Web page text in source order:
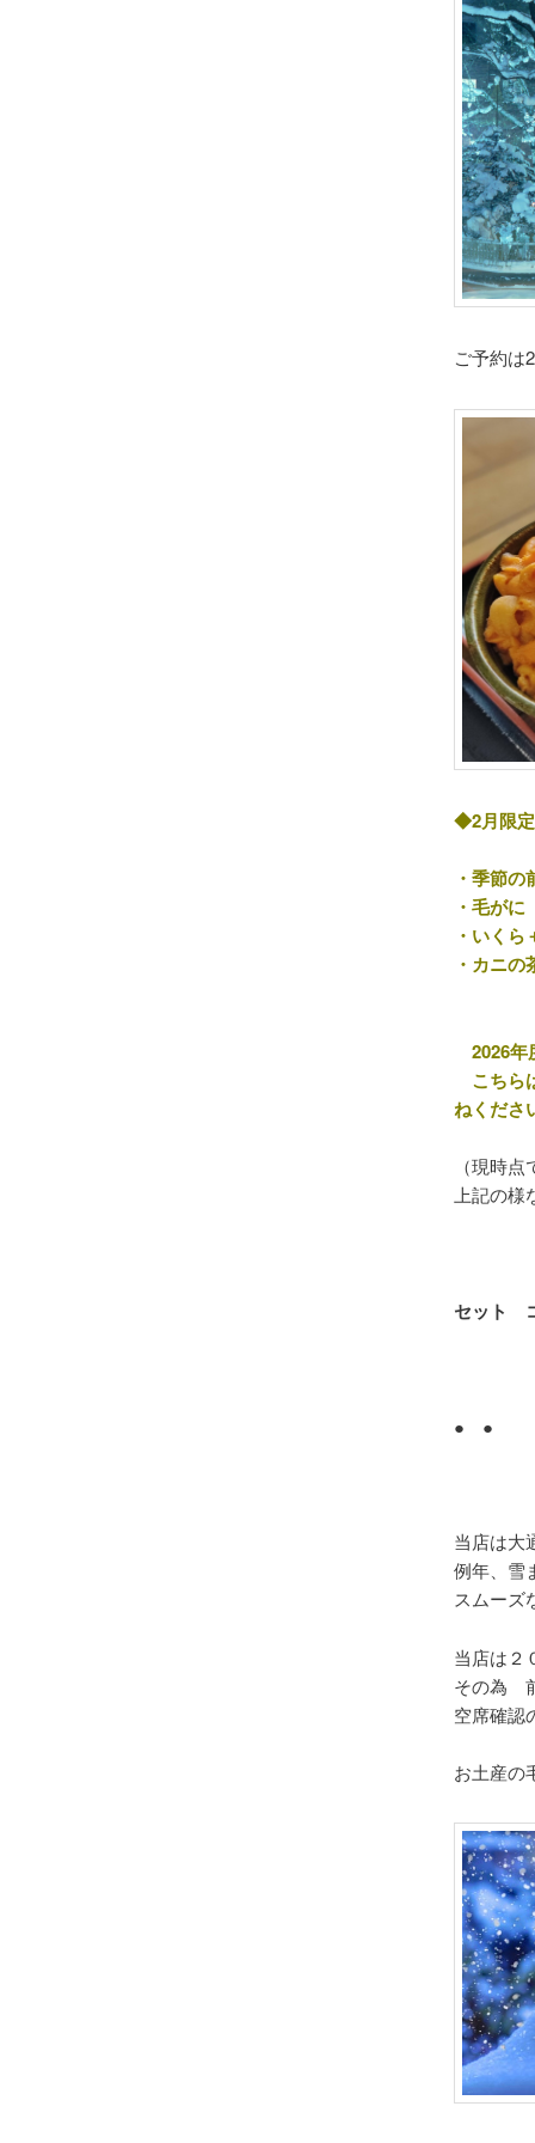
ご予約は
◆2月限
・季節
・毛が
・いく
・カニ
2026年
こちら
ねくださ
（現時
上記の
セット
● ●
当店は大
例年、雪
スムーズ
当店は２
その為
空席確認
お土産の